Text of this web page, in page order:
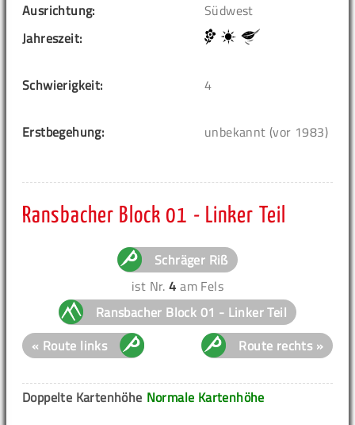
Ausrichtung:
Südwest
Jahreszeit:
Schwierigkeit: 4
Erstbegehung: unbekannt (vor 1983)
Ransbacher Block 01 - Linker Teil
Schräger Riß
ist Nr.4 am Fels
Ransbacher Block 01 - Linker Teil
« Route links
Route rechts »
Normale Kartenhöhe
Doppelte Kartenhöhe